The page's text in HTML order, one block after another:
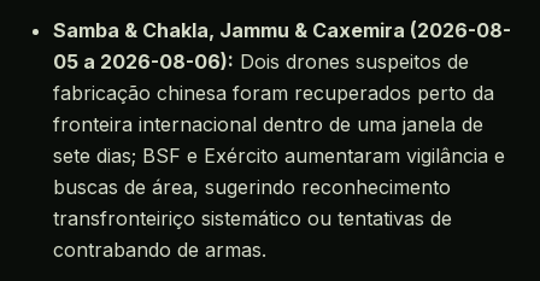
Samba & Chakla, Jammu & Caxemira (2026-08-
05 a 2026-08-06): Dois drones suspeitos de
fabricação chinesa foram recuperados perto da
fronteira internacional dentro de uma janela de
sete dias; BSF e Exército aumentaram vigilância e
buscas de área, sugerindo reconhecimento
transfronteiriço sistemático ou tentativas de
contrabando de armas.